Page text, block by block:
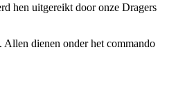
hen uitgereikt door onze Dragers
. Allen dienen onder het commando